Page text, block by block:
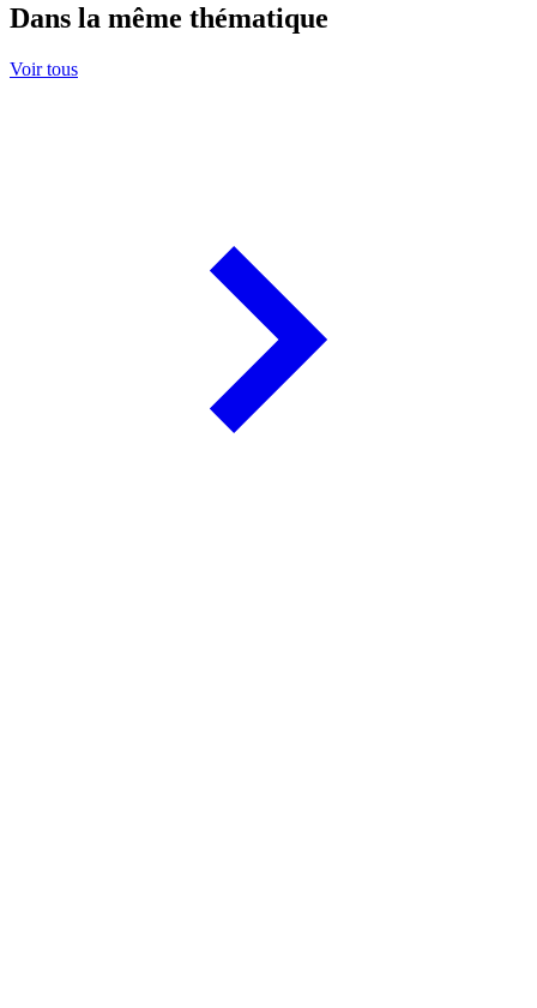
Dans la même thématique
Voir tous